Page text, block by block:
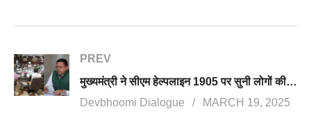
PREV
मुख्यमंत्री ने सीएम हेल्पलाइन 1905 पर सुनी लोगों की समस्याएं, समीक्षा के दौरान लापरवाही बरतने वाले अफसरों पर कारर्वाई के निर्देश
Devbhoomi Dialogue
MARCH 19, 2025